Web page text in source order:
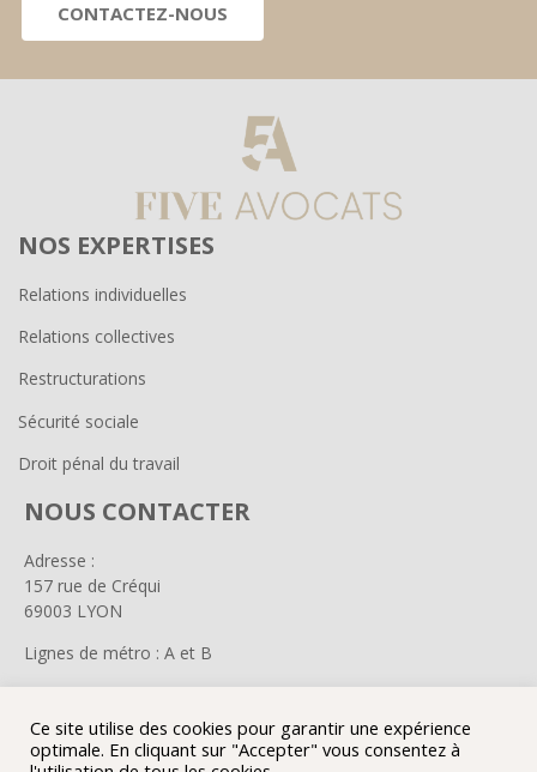
CONTACTEZ-NOUS
NOS EXPERTISES
Relations individuelles
Relations collectives
Restructurations
Sécurité sociale
Droit pénal du travail
NOUS CONTACTER
Adresse :
157 rue de Créqui
69003 LYON
Lignes de métro : A et B
Email : assistante@fiveavocats.com
Ce site utilise des cookies pour garantir une expérience
optimale. En cliquant sur "Accepter" vous consentez à